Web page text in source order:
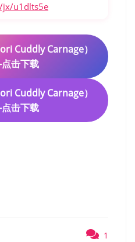
jx/u1dlts5e
Cuddly Carnage）
击下载
Cuddly Carnage）
击下载
1